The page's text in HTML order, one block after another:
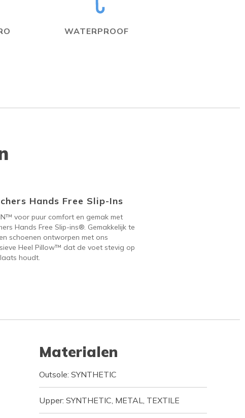
WATERPROOF
Hands Free Slip-Ins
voor puur comfort en gemak met
Hands Free Slip-ins®. Gemakkelijk te
schoenen ontworpen met ons
Heel Pillow™ dat de voet stevig op
houdt.
Materialen
Outsole: SYNTHETIC
Upper: SYNTHETIC, METAL, TEXTILE